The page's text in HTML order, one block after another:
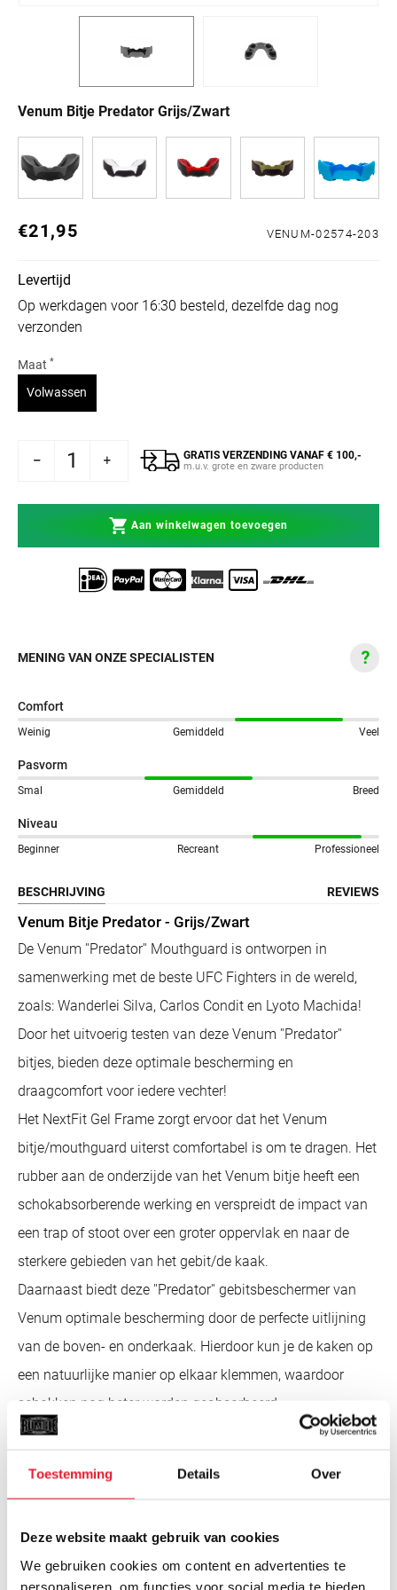
Toestemming Details Over
Deze website maakt gebruik van cookies
We gebruiken cookies om content en advertenties te
personaliseren, om functies voor social media te bieden
Venum Bitje Predator Grijs/Zwart
Normale prijs
€21,95 VENUM-02574-203
Levertijd
Op werkdagen voor 16:30 besteld, dezelfde dag nog
verzonden
Maat *
Volwassen
Bitje Predator Grijs/Zwart
voor Venum Bitje Predator Grijs/Zwart
GRATIS VERZENDING VANAF € 100,-
m.u.v. grote en zware producten
Aan winkelwagen toevoegen
MENING VAN ONZE SPECIALISTEN
Comfort
Weinig Gemiddeld Veel
Pasvorm
Smal Gemiddeld Breed
Niveau
Beginner Recreant Professioneel
BESCHRIJVING REVIEWS
Venum Bitje Predator - Grijs/Zwart
De Venum ''Predator'' Mouthguard is ontworpen in
samenwerking met de beste UFC Fighters in de wereld,
zoals: Wanderlei Silva, Carlos Condit en Lyoto Machida!
Door het uitvoerig testen van deze Venum ''Predator''
bitjes, bieden deze optimale bescherming en
draagcomfort voor iedere vechter!
Het NextFit Gel Frame zorgt ervoor dat het Venum
bitje/mouthguard uiterst comfortabel is om te dragen. Het
rubber aan de onderzijde van het Venum bitje heeft een
schokabsorberende werking en verspreidt de impact van
een trap of stoot over een groter oppervlak en naar de
sterkere gebieden van het gebit/de kaak.
Daarnaast biedt deze ''Predator'' gebitsbeschermer van
Venum optimale bescherming door de perfecte uitlijning
van de boven- en onderkaak. Hierdoor kun je de kaken op
een natuurlijke manier op elkaar klemmen, waardoor
schokken nog beter worden geabsorbeerd.
Ook is het Venum ''Predator'' bitje voorzien van speciale
met een handig en hygiënisch bewaardoosje en is
verkrijgbaar in de maat ''adult'' (11 jaar en ouder).